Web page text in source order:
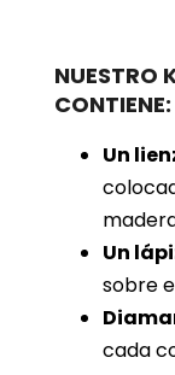
NUESTRO
CONTIENE:
Un
Un
sobre
cada